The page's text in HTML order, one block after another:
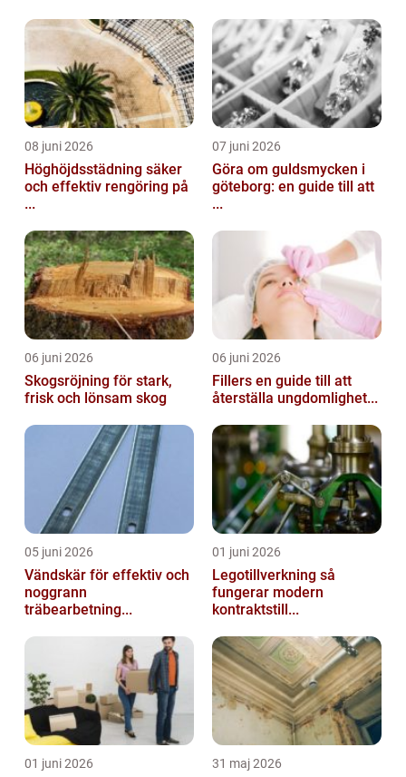
08 juni 2026
Höghöjdsstädning säker
och effektiv rengöring på
...
07 juni 2026
Göra om guldsmycken i
göteborg: en guide till att
...
06 juni 2026
Skogsröjning för stark,
frisk och lönsam skog
06 juni 2026
Fillers en guide till att
återställa ungdomlighet...
05 juni 2026
Vändskär för effektiv och
noggrann
träbearbetning...
01 juni 2026
Legotillverkning så
fungerar modern
kontraktstill...
01 juni 2026 31 maj 2026